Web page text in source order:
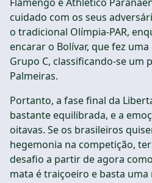
cuidado com os seus
o tradicional Olímpia-PAR,
encarar o Bolívar, que fez
Grupo C, classificando-se um
Palmeiras.
Portanto, a fase final da
bastante equilibrada, e a
oitavas. Se os brasileiros
hegemonia na competição,
desafio a partir de agora
mata é traiçoeiro e basta